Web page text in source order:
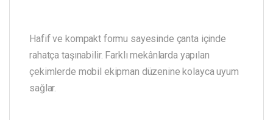
Hafif ve kompakt formu sayesinde çanta içinde
rahatça taşınabilir. Farklı mekânlarda yapılan
çekimlerde mobil ekipman düzenine kolayca uyum
sağlar.